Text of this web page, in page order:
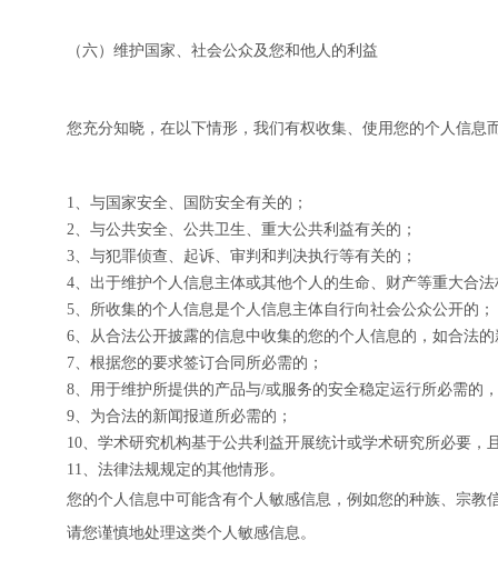
（六）维护国家、社会公众及您和他人的利益
您充分知晓，在以下情形，我们有权收集、使用您的个人信息
1、与国家安全、国防安全有关的；
2、与公共安全、公共卫生、重大公共利益有关的；
3、与犯罪侦查、起诉、审判和判决执行等有关的；
4、出于维护个人信息主体或其他个人的生命、财产等重大合
5、所收集的个人信息是个人信息主体自行向社会公众公开的；
6、从合法公开披露的信息中收集的您的个人信息的，如合法
7、根据您的要求签订合同所必需的；
8、用于维护所提供的产品与/或服务的安全稳定运行所必需的
9、为合法的新闻报道所必需的；
10、学术研究机构基于公共利益开展统计或学术研究所必要
11、法律法规规定的其他情形。
您的个人信息中可能含有个人敏感信息，例如您的种族、宗
请您谨慎地处理这类个人敏感信息。